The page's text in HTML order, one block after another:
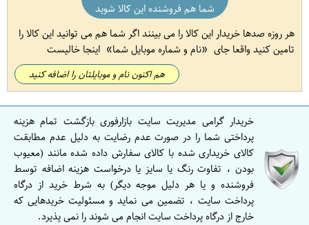
شما هم فروشنده این کالا شوید
هر روزه صدها خریدار این کالا را می بینند اگر شما هم می توانید این کالا را
تامین کنید واقعا جای
نام و شماره موبایل شما اینجا خالیست
هم اکنون نام و موبایلتان را اضافه کنید
خریدار گرامی مدیریت سایت بازارفوری بازگشت تمام هزینه
پرداختی شما را در صورت عدم رضایت به دلیل عدم مطابقت
کالای خریداری شده با کالای سفارش داده شده مانند (معیوب
بودن ، تفاوت رنگ یا سایز یا درخواست هزینه اضافه توسط
فروشنده و یا هر دلیل موجه دیگر) به شرط خرید از درگاه
پرداخت سایت ، تضمین می نماید و مسئولیت خریدهایی که
خارج از درگاه پرداخت سایت انجام می شوند را نمی پذیرد.